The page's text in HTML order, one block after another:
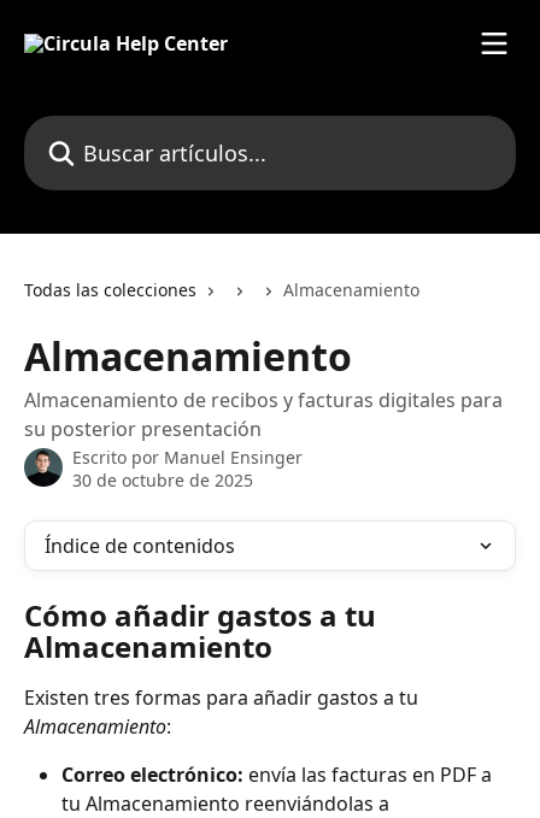
Buscar artículos...
Todas las colecciones Almacenamiento
Almacenamiento
Almacenamiento de recibos y facturas digitales para
su posterior presentación
Escrito por Manuel Ensinger
30 de octubre de 2025
Índice de contenidos
Cómo añadir gastos a tu
Almacenamiento
Existen tres formas para añadir gastos a tu
Almacenamiento:
Correo electrónico: envía las facturas en PDF a
tu Almacenamiento reenviándolas a